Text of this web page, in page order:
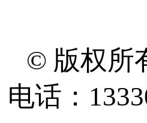
© 版权所
电话：